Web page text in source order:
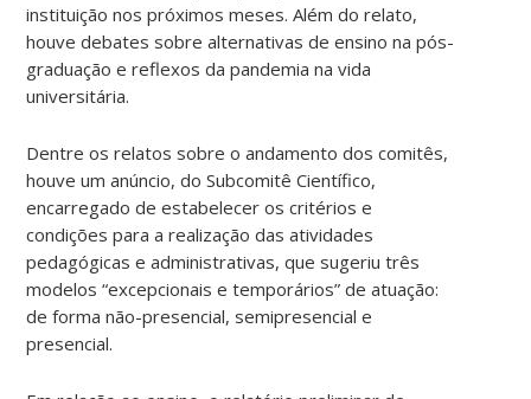
instituição nos próximos meses. Além do relato,
houve debates sobre alternativas de ensino na pós-
graduação e reflexos da pandemia na vida
universitária.
Dentre os relatos sobre o andamento dos comitês,
houve um anúncio, do Subcomitê Científico,
encarregado de estabelecer os critérios e
condições para a realização das atividades
pedagógicas e administrativas, que sugeriu três
modelos “excepcionais e temporários” de atuação:
de forma não-presencial, semipresencial e
presencial.